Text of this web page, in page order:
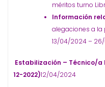
méritos turno
Información
alegaciones a la
13/04/2024 –
Estabilización – Técnico/
12-2022)12/04/2024